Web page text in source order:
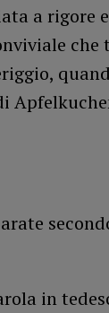
a rigore
che
in